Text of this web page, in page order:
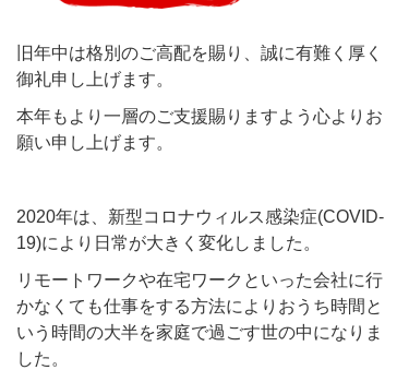
旧年中は格別のご高配を賜り、誠に有難く厚く
御礼申し上げます。
本年もより一層のご支援賜りますよう心よりお
願い申し上げます。
2020年は、新型コロナウィルス感染症(COVID-
19)により日常が大きく変化しました。
リモートワークや在宅ワークといった会社に行
かなくても仕事をする方法によりおうち時間と
いう時間の大半を家庭で過ごす世の中になりま
した。